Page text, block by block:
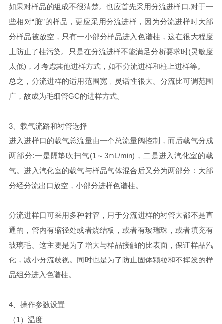
如果对样品的组成不很清楚。也应首先采用分流进样口,对于一
些相对“脏”的样品，更应采用分流进样，因为分流进样时大部
分样品被放空，只有一小部分样品进入色谱柱，这在很大程度
上防止了柱污染。只是在分流进样不能满足分析要求时(灵敏度
太低)，才考虑其他进样方式，如不分流进样和柱上进样等。
总之，分流进样的适用范围宽，灵话性很大。分流比可调范围
广，故成为毛细管GC的进样方式。
3、载气流路和衬管选择
进入进样口的载气总流量由一个总流量阀控制，而后载气分成
两部分:一是隔垫吹扫气(1～3mL/min)，二是进入汽化室的载
气。进入汽化室的载气与样品气体混合后又分为两部分：大部
分经分流出口放空，小部分进样色谱柱。
分流进样口可采用多种衬管，用于分流进样的衬管大都不是直
通的，管内有缩径处或者烧结板，或者有玻瑞珠，或者填充有
玻璃毛。这主要是为了增大与样品接触的比表面，保证样品汽
化，减小分流歧视。同时也是为了防止固体颗粒和不挥发的样
品组分进入色谱柱。
4、操作参数设置
（1）温度